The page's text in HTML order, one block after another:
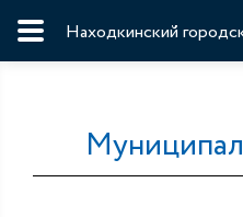
Находкинский